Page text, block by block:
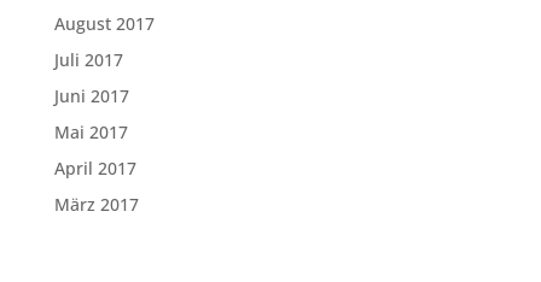
August 2017
Juli 2017
Juni 2017
Mai 2017
April 2017
März 2017